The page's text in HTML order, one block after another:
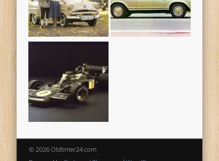
© 2026 Oldtimer24.com